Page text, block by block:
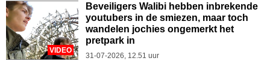
VIDEO
Beveiligers Walibi hebben inbrekende
youtubers in de smiezen, maar toch
wandelen jochies ongemerkt het
pretpark in
31-07-2026, 12.51 uur